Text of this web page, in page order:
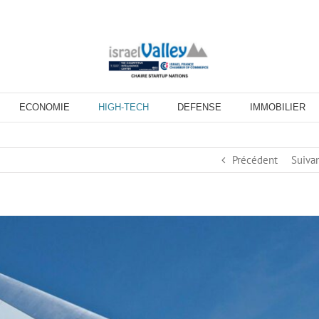
ECONOMIE HIGH-TECH DEFENSE IMMOBILIER
Précédent